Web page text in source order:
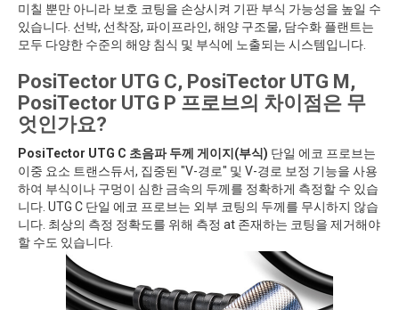
미칠 뿐만 아니라 보호 코팅을 손상시켜 기판 부식 가능성을 높일 수
있습니다. 선박, 선착장, 파이프라인, 해양 구조물, 담수화 플랜트는
모두 다양한 수준의 해양 침식 및 부식에 노출되는 시스템입니다.
PosiTector UTG C, PosiTector UTG M,
PosiTector UTG P 프로브의 차이점은 무
엇인가요?
PosiTector UTG C 초음파 두께 게이지(부식) 단일 에코 프로브는
이중 요소 트랜스듀서, 집중된 "V-경로" 및 V-경로 보정 기능을 사용
하여 부식이나 구멍이 심한 금속의 두께를 정확하게 측정할 수 있습
니다. UTG C 단일 에코 프로브는 외부 코팅의 두께를 무시하지 않습
니다. 최상의 측정 정확도를 위해 측정 at 존재하는 코팅을 제거해야
할 수도 있습니다.